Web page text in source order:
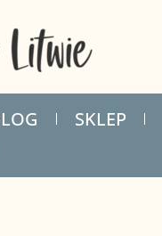
SKLEP